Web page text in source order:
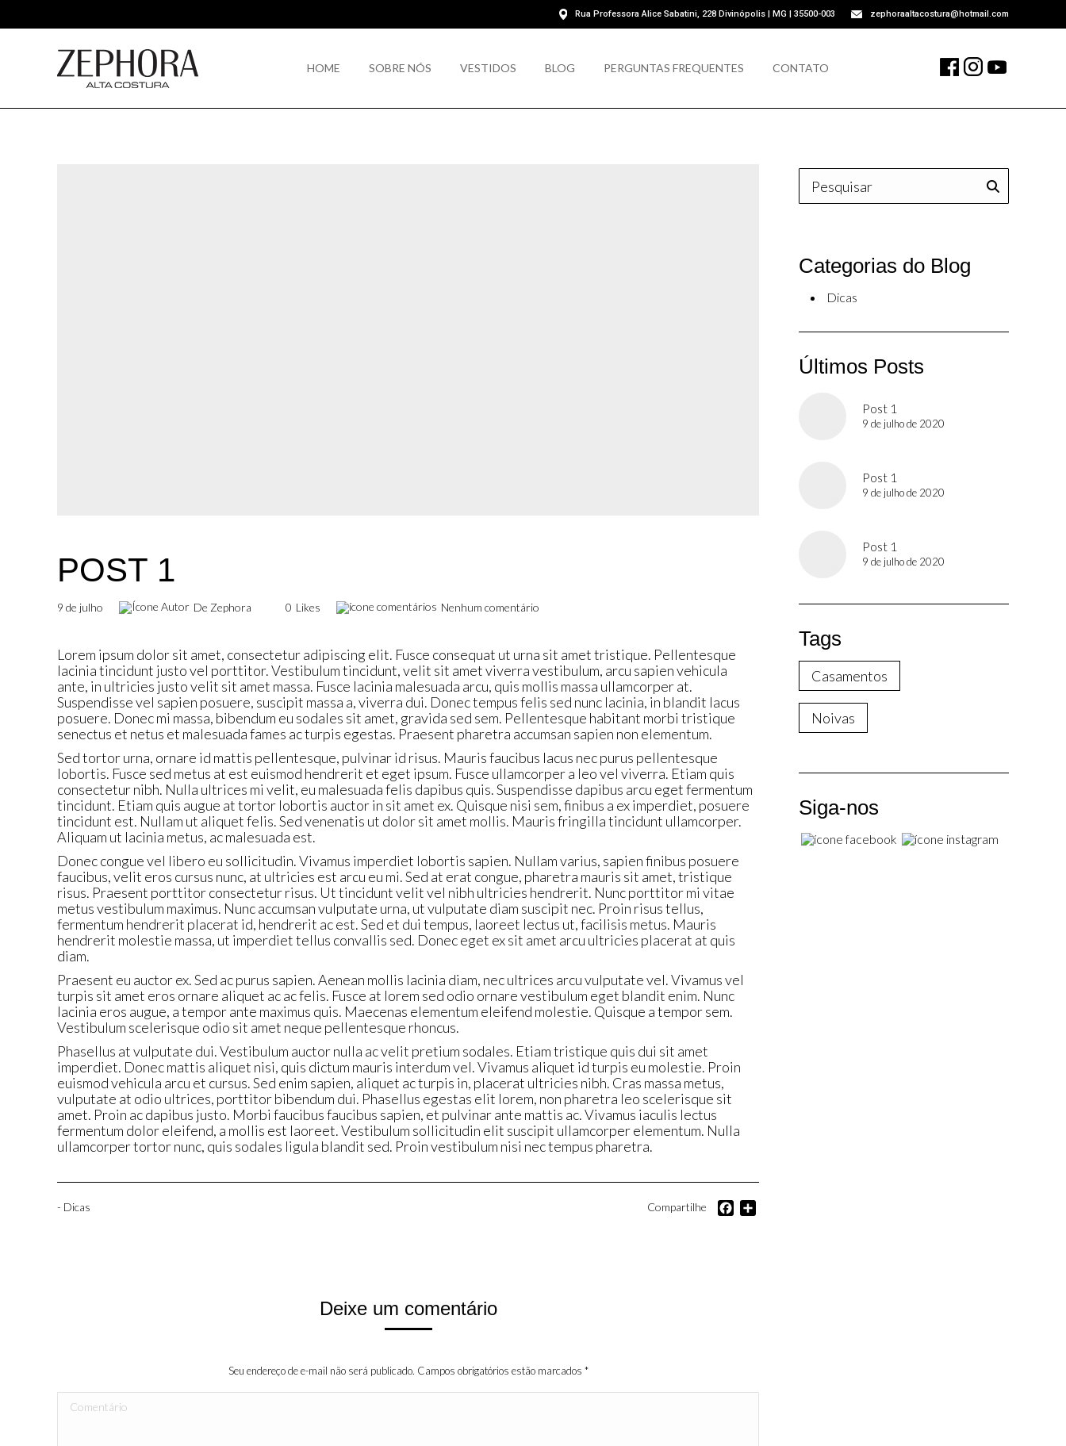
Rua Professora Alice Sabatini, 228 Divinópolis | MG | 35500-003 zephoraaltacostura@hotmail.com
HOME SOBRE NÓS VESTIDOS BLOG PERGUNTAS FREQUENTES CONTATO
POST 1
9 de julho De Zephora 0 Likes Nenhum comentário
Lorem ipsum dolor sit amet, consectetur adipiscing elit. Fusce consequat ut urna sit amet tristique. Pellentesque
lacinia tincidunt justo vel porttitor. Vestibulum tincidunt, velit sit amet viverra vestibulum, arcu sapien vehicula
ante, in ultricies justo velit sit amet massa. Fusce lacinia malesuada arcu, quis mollis massa ullamcorper at.
Suspendisse vel sapien posuere, suscipit massa a, viverra dui. Donec tempus felis sed nunc lacinia, in blandit lacus
posuere. Donec mi massa, bibendum eu sodales sit amet, gravida sed sem. Pellentesque habitant morbi tristique
senectus et netus et malesuada fames ac turpis egestas. Praesent pharetra accumsan sapien non elementum.
Sed tortor urna, ornare id mattis pellentesque, pulvinar id risus. Mauris faucibus lacus nec purus pellentesque
lobortis. Fusce sed metus at est euismod hendrerit et eget ipsum. Fusce ullamcorper a leo vel viverra. Etiam quis
consectetur nibh. Nulla ultrices mi velit, eu malesuada felis dapibus quis. Suspendisse dapibus arcu eget fermentum
tincidunt. Etiam quis augue at tortor lobortis auctor in sit amet ex. Quisque nisi sem, finibus a ex imperdiet, posuere
tincidunt est. Nullam ut aliquet felis. Sed venenatis ut dolor sit amet mollis. Mauris fringilla tincidunt ullamcorper.
Aliquam ut lacinia metus, ac malesuada est.
Donec congue vel libero eu sollicitudin. Vivamus imperdiet lobortis sapien. Nullam varius, sapien finibus posuere
faucibus, velit eros cursus nunc, at ultricies est arcu eu mi. Sed at erat congue, pharetra mauris sit amet, tristique
risus. Praesent porttitor consectetur risus. Ut tincidunt velit vel nibh ultricies hendrerit. Nunc porttitor mi vitae
metus vestibulum maximus. Nunc accumsan vulputate urna, ut vulputate diam suscipit nec. Proin risus tellus,
fermentum hendrerit placerat id, hendrerit ac est. Sed et dui tempus, laoreet lectus ut, facilisis metus. Mauris
hendrerit molestie massa, ut imperdiet tellus convallis sed. Donec eget ex sit amet arcu ultricies placerat at quis
diam.
Praesent eu auctor ex. Sed ac purus sapien. Aenean mollis lacinia diam, nec ultrices arcu vulputate vel. Vivamus vel
turpis sit amet eros ornare aliquet ac ac felis. Fusce at lorem sed odio ornare vestibulum eget blandit enim. Nunc
lacinia eros augue, a tempor ante maximus quis. Maecenas elementum eleifend molestie. Quisque a tempor sem.
Vestibulum scelerisque odio sit amet neque pellentesque rhoncus.
Phasellus at vulputate dui. Vestibulum auctor nulla ac velit pretium sodales. Etiam tristique quis dui sit amet
imperdiet. Donec mattis aliquet nisi, quis dictum mauris interdum vel. Vivamus aliquet id turpis eu molestie. Proin
euismod vehicula arcu et cursus. Sed enim sapien, aliquet ac turpis in, placerat ultricies nibh. Cras massa metus,
vulputate at odio ultrices, porttitor bibendum dui. Phasellus egestas elit lorem, non pharetra leo scelerisque sit
amet. Proin ac dapibus justo. Morbi faucibus faucibus sapien, et pulvinar ante mattis ac. Vivamus iaculis lectus
fermentum dolor eleifend, a mollis est laoreet. Vestibulum sollicitudin elit suscipit ullamcorper elementum. Nulla
ullamcorper tortor nunc, quis sodales ligula blandit sed. Proin vestibulum nisi nec tempus pharetra.
- Dicas Compartilhe Facebook
Deixe um comentário
Seu endereço de e-mail não será publicado. Campos obrigatórios estão marcados *
Comentário
Categorias do Blog
Dicas
Últimos Posts
Post 1
9 de julho de 2020
Post 1
9 de julho de 2020
Post 1
9 de julho de 2020
Tags
Casamentos
Noivas
Siga-nos